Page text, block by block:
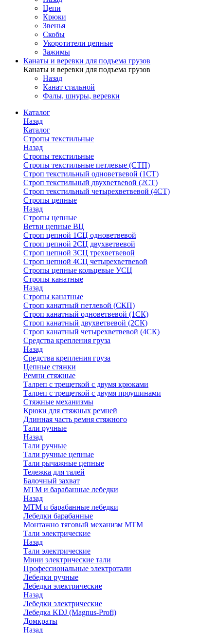
Цепи
Крюки
Звенья
Скобы
Укоротители цепные
Зажимы
Канаты и веревки для подъема грузов
Канаты и веревки для подъема грузов
Назад
Канат стальной
Фалы, шнуры, веревки
Каталог
Назад
Каталог
Стропы текстильные
Назад
Стропы текстильные
Стропы текстильные петлевые (СТП)
Строп текстильный одноветвевой (1СТ)
Строп текстильный двухветвевой (2СТ)
Строп текстильный четырехветвевой (4СТ)
Стропы цепные
Назад
Стропы цепные
Ветви цепные ВЦ
Строп цепной 1СЦ одноветвевой
Строп цепной 2СЦ двухветвевой
Строп цепной 3СЦ трехветвевой
Строп цепной 4СЦ четырехветвевой
Стропы цепные кольцевые УСЦ
Стропы канатные
Назад
Стропы канатные
Строп канатный петлевой (СКП)
Строп канатный одноветвевой (1СК)
Строп канатный двухветвевой (2СК)
Строп канатный четырехветвевой (4СК)
Средства крепления груза
Назад
Средства крепления груза
Цепные стяжки
Ремни стяжные
Талреп с трещеткой с двумя крюками
Талреп с трещеткой с двумя проушинами
Стяжные механизмы
Крюки для стяжных ремней
Длинная часть ремня стяжного
Тали ручные
Назад
Тали ручные
Тали ручные цепные
Тали рычажные цепные
Тележка для талей
Балочный захват
МТМ и барабанные лебедки
Назад
МТМ и барабанные лебедки
Лебедки барабанные
Монтажно тяговый механизм МТМ
Тали электрические
Назад
Тали электрические
Мини электрические тали
Профессиональные электротали
Лебедки ручные
Лебедки электрические
Назад
Лебедки электрические
Лебедка KDJ (Magnus-Profi)
Домкраты
Назад